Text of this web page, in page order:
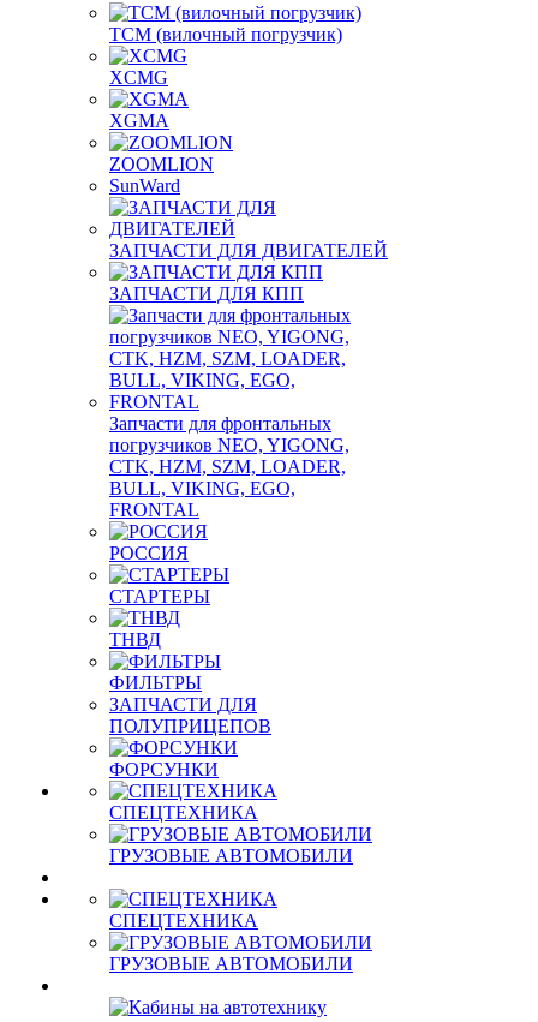
TCM (вилочный погрузчик)
XCMG
XGMA
ZOOMLION
SunWard
ЗАПЧАСТИ ДЛЯ ДВИГАТЕЛЕЙ
ЗАПЧАСТИ ДЛЯ КПП
Запчасти для фронтальных
погрузчиков NEO, YIGONG,
CTK, HZM, SZM, LOADER,
BULL, VIKING, EGO,
FRONTAL
РОССИЯ
СТАРТЕРЫ
ТНВД
ФИЛЬТРЫ
ЗАПЧАСТИ ДЛЯ
ПОЛУПРИЦЕПОВ
ФОРСУНКИ
СПЕЦТЕХНИКА
ГРУЗОВЫЕ АВТОМОБИЛИ
СПЕЦТЕХНИКА
ГРУЗОВЫЕ АВТОМОБИЛИ